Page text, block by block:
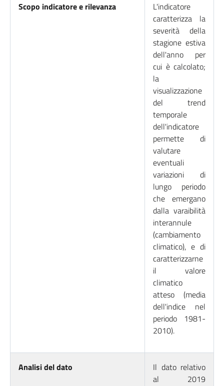
Scopo indicatore e rilevanza
L'indicatore
caratterizza la
severità della
stagione estiva
dell'anno per
cui è calcolato;
la
visualizzazione
del trend
temporale
dell'indicatore
permette di
valutare
eventuali
variazioni di
lungo periodo
che emergano
dalla varaibilità
interannule
(cambiamento
climatico), e di
caratterizzarne
il valore
climatico
atteso (media
dell'indice nel
periodo 1981-
2010).
Analisi del dato
Il dato relativo
al 2019